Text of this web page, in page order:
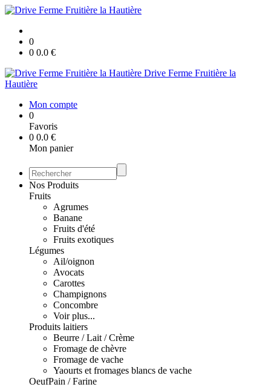
0
0 0.0 €
Drive Ferme Fruitière la
Hautière
Mon compte
0
Favoris
0 0.0 €
Mon panier
Nos Produits
Fruits
Agrumes
Banane
Fruits d'été
Fruits exotiques
Légumes
Ail/oignon
Avocats
Carottes
Champignons
Concombre
Voir plus...
Produits laitiers
Beurre / Lait / Crème
Fromage de chèvre
Fromage de vache
Yaourts et fromages blancs de vache
OeufPain / Farine